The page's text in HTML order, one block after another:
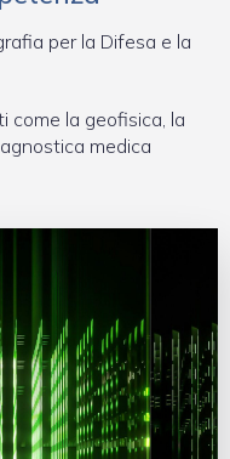
per la Difesa e la
come la geofisica, la
medica